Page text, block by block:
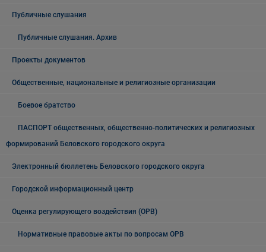
Публичные слушания
Публичные слушания. Архив
Проекты документов
Общественные, национальные и религиозные организации
Боевое братство
ПАСПОРТ общественных, общественно-политических и религиозных
формирований Беловского городского округа
Электронный бюллетень Беловского городского округа
Городской информационный центр
Оценка регулирующего воздействия (ОРВ)
Нормативные правовые акты по вопросам ОРВ